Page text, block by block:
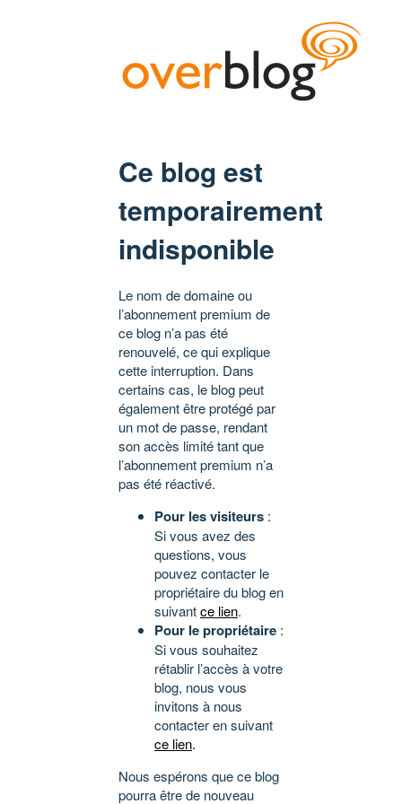
Ce blog est
temporairement
indisponible
Le nom de domaine ou
l’abonnement premium de
ce blog n’a pas été
renouvelé, ce qui explique
cette interruption. Dans
certains cas, le blog peut
également être protégé par
un mot de passe, rendant
son accès limité tant que
l’abonnement premium n’a
pas été réactivé.
Pour les visiteurs :
Si vous avez des
questions, vous
pouvez contacter le
propriétaire du blog en
suivantce lien.
Pour le propriétaire :
Si vous souhaitez
rétablir l’accès à votre
blog, nous vous
invitons à nous
contacter en suivant
ce lien.
Nous espérons que ce blog
pourra être de nouveau